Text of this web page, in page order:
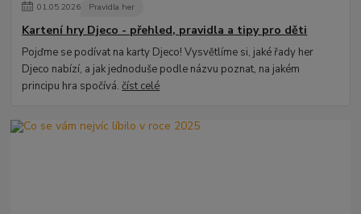
01.05.2026 Pravidla her
Kartení hry Djeco - přehled, pravidla a tipy pro děti
Pojďme se podívat na karty Djeco! Vysvětlíme si, jaké řady her
Djeco nabízí, a jak jednoduše podle názvu poznat, na jakém
principu hra spočívá.číst celé